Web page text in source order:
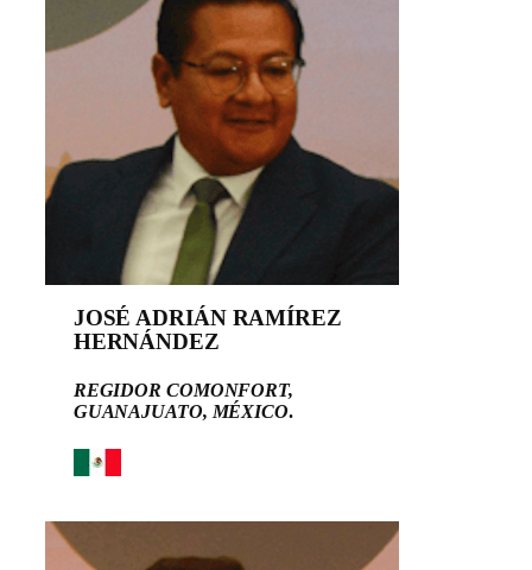
JOSÉ ADRIÁN RAMÍREZ
HERNÁNDEZ
REGIDOR COMONFORT,
GUANAJUATO, MÉXICO.